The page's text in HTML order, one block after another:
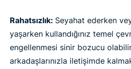
Rahatsızlık: Seyahat ederken
yaşarken kullandığınız temel
engellenmesi sinir bozucu
arkadaşlarınızla iletişimde